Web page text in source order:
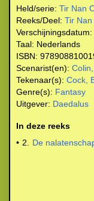
Held/serie: Tir Nan
Reeks/Deel: Tir Nan
Verschijningsdatum:
Taal: Nederlands
ISBN:
Scenarist(en):
Tekenaar(s): Cock,
Genre(s): Fantasy
Uitgever: Daedalus
In deze reeks
• 2. De